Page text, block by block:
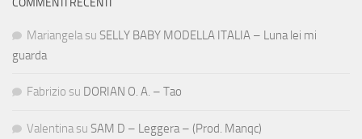
Mariangela su SELLY BABY MODELLA ITALIA – Luna lei mi
guarda
Fabrizio su DORIAN O. A. – Tao
Valentina su SAM D – Leggera – (Prod. Manqc)